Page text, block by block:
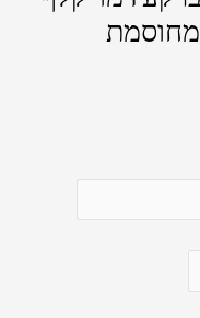
מחוסמת